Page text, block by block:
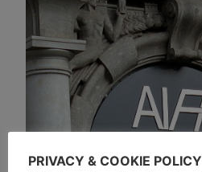
PRIVACY & COOKIE POLICY